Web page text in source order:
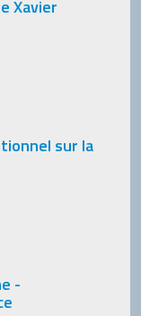
Xavier
sur la
-